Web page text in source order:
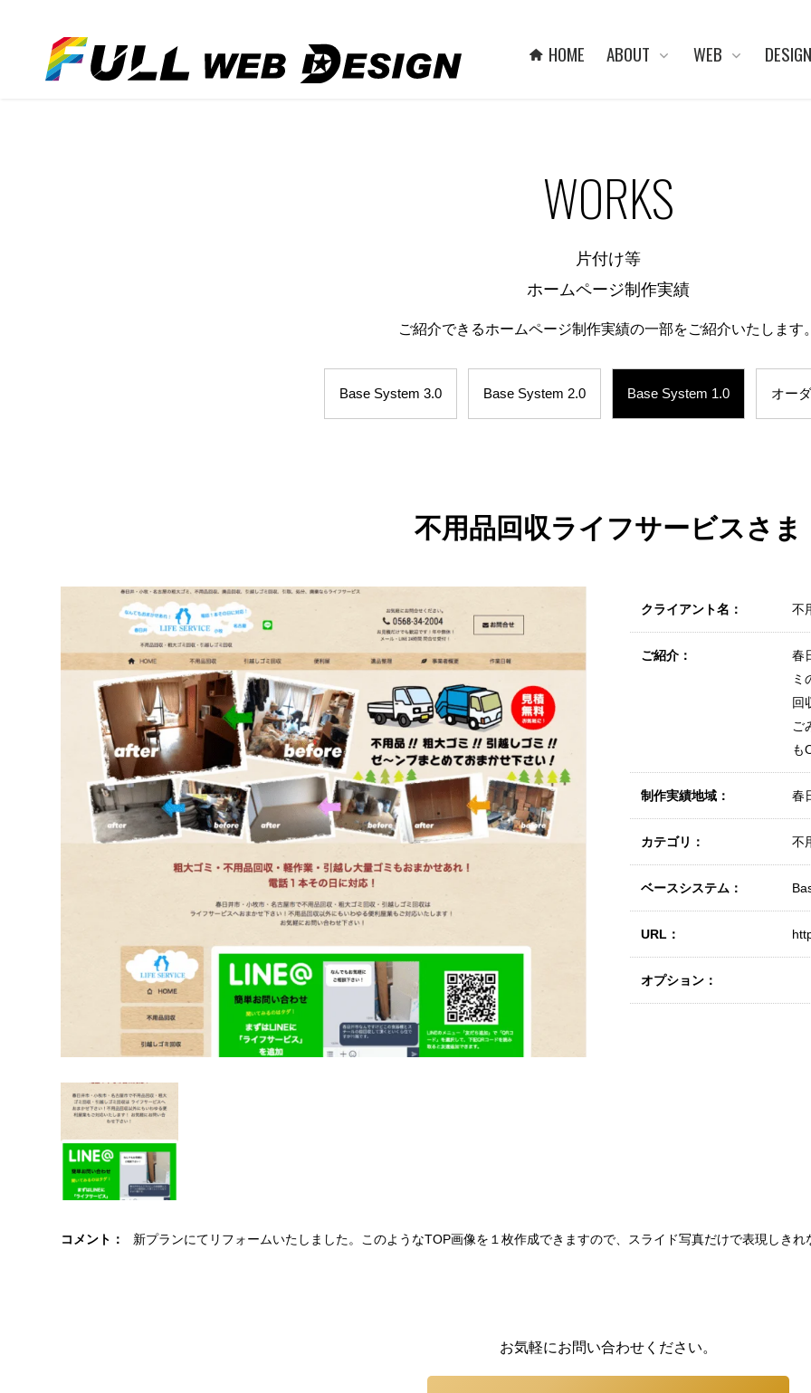
HOME ABOUT WEB DESIGN
WORKS
片付け等
ホームページ制作実績
ご紹介できるホームページ制作実績の一部をご紹介いたします。
Base System 3.0 Base System 2.0 Base System 1.0 オー
不用品回収ライフサービスさま
クライアント名： 不
ご紹介：
春
ミ
回
ご
も
制作実績地域： 春
カテゴリ： 不
ベースシステム：
URL：
オプション：
コメント： 新プランにてリフォームいたしました。このようなTOP画像を１枚作成できますので、スライド写真だけで表現しきれ
お気軽にお問い合わせください。